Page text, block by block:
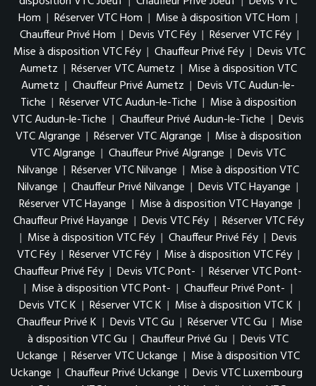
Hom | Réserver VTC Hom | Mise à disposition VTC Hom |
Chauffeur Privé Hom | Devis VTC Féy | Réserver VTC Féy |
Mise à disposition VTC Féy | Chauffeur Privé Féy | Devis VTC
Aumetz | Réserver VTC Aumetz | Mise à disposition VTC
Aumetz | Chauffeur Privé Aumetz | Devis VTC Audun-le-
Tiche | Réserver VTC Audun-le-Tiche | Mise à disposition
VTC Audun-le-Tiche | Chauffeur Privé Audun-le-Tiche | Devis
VTC Algrange | Réserver VTC Algrange | Mise à disposition
VTC Algrange | Chauffeur Privé Algrange | Devis VTC
Nilvange | Réserver VTC Nilvange | Mise à disposition VTC
Nilvange | Chauffeur Privé Nilvange | Devis VTC Hayange |
Réserver VTC Hayange | Mise à disposition VTC Hayange |
Chauffeur Privé Hayange | Devis VTC Féy | Réserver VTC Féy
| Mise à disposition VTC Féy | Chauffeur Privé Féy | Devis
VTC Féy | Réserver VTC Féy | Mise à disposition VTC Féy |
Chauffeur Privé Féy | Devis VTC Pont- | Réserver VTC Pont-
| Mise à disposition VTC Pont- | Chauffeur Privé Pont- |
Devis VTC K | Réserver VTC K | Mise à disposition VTC K |
Chauffeur Privé K | Devis VTC Gu | Réserver VTC Gu | Mise
à disposition VTC Gu | Chauffeur Privé Gu | Devis VTC
Uckange | Réserver VTC Uckange | Mise à disposition VTC
Uckange | Chauffeur Privé Uckange | Devis VTC Luxembourg